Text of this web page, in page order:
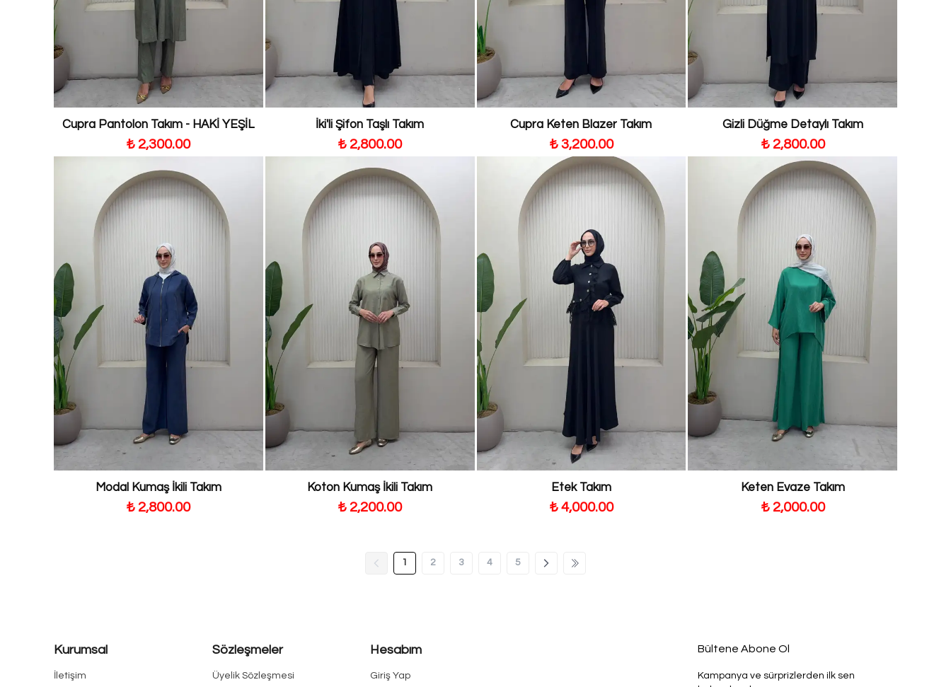
Cupra Pantolon Takım - HAKİ YEŞİL
₺ 2,300.00
İki'li Şifon Taşlı Takım
₺ 2,800.00
Cupra Keten Blazer Takım
₺ 3,200.00
Gizli Düğme Detaylı Takım
₺ 2,800.00
Modal Kumaş İkili Takım
₺ 2,800.00
Koton Kumaş İkili Takım
₺ 2,200.00
Etek Takım
₺ 4,000.00
Keten Evaze Takım
₺ 2,000.00
1 2 3 4 5
Kurumsal
İletişim
Sözleşmeler
Üyelik Sözleşmesi
Hesabım
Giriş Yap
Bültene Abone Ol
Kampanya ve sürprizlerden ilk sen